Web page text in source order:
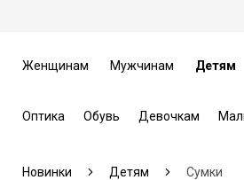
Женщинам Мужчинам Детям
Оптика Обувь Девочкам
Новинки Детям Сумки